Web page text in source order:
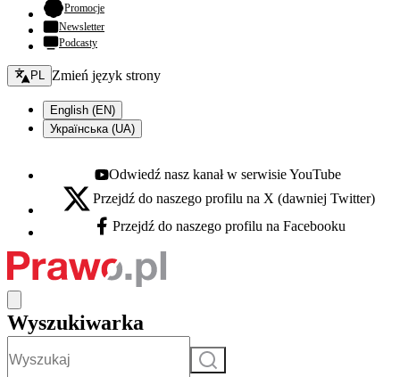
Promocje- otwiera się w nowej karcie
Newsletter
Podcasty
Zmień język - bieżący:
PL Zmień język strony
English (EN)
Українська (UA)
Youtube - otwiera się w nowej karcie
Odwiedź nasz kanał w serwisie YouTube
X - otwiera się w nowej karcie
Przejdź do naszego profilu na X (dawniej Twitter)
Facebook - otwiera się w nowej karcie
Przejdź do naszego profilu na Facebooku
Wyszukiwarka
Szukaj